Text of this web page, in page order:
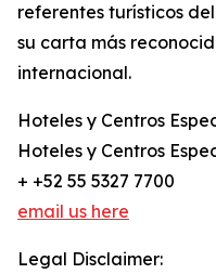
referentes turísticos
su carta más
internacional.
Hoteles y Centros
Hoteles y Centros
+ +52 55 5327 7700
email us here
Legal Disclaimer: